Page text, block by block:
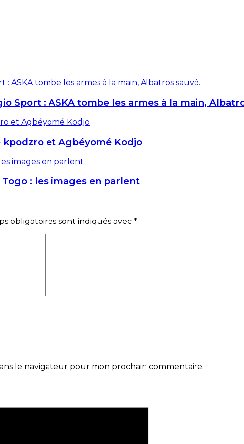
Sport : ASKA tombe les armes à la main,
et Agbéyomé Kodjo
: les images en parlent
obligatoires sont indiqués avec *
le navigateur pour mon prochain commentaire.